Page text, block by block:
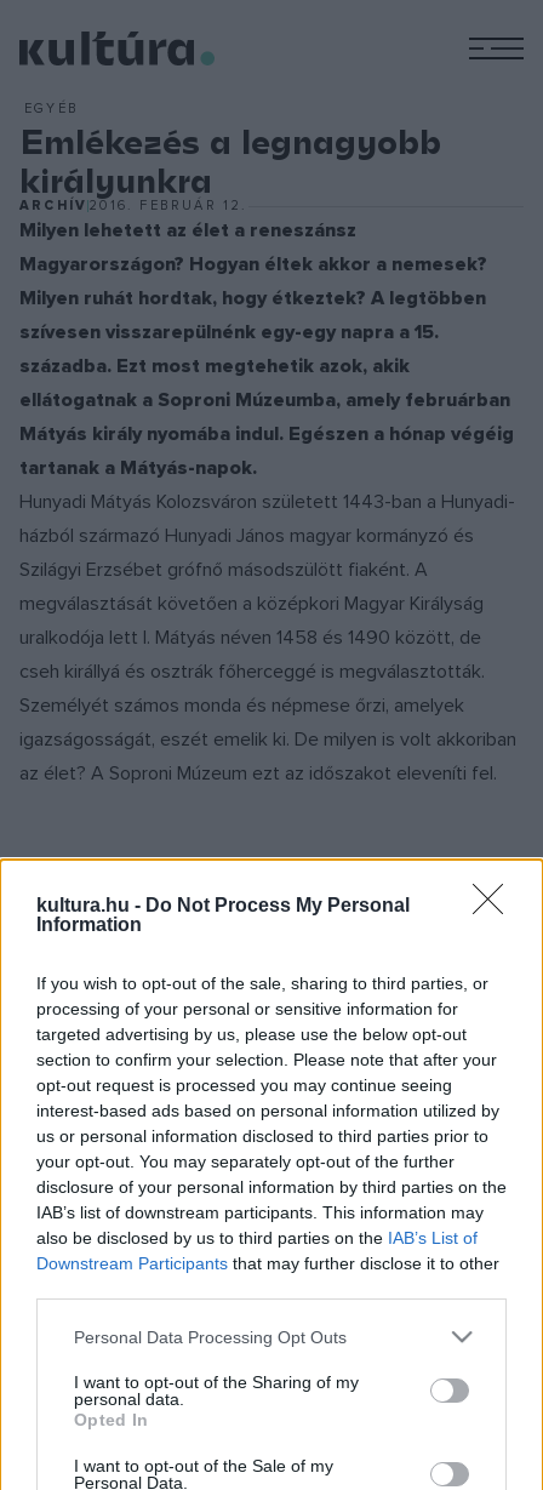
kultura.hu - Do Not Process My Personal
Information
If you wish to opt-out of the sale, sharing to third parties, or
processing of your personal or sensitive information for
targeted advertising by us, please use the below opt-out
section to confirm your selection. Please note that after your
opt-out request is processed you may continue seeing
interest-based ads based on personal information utilized by
us or personal information disclosed to third parties prior to
your opt-out. You may separately opt-out of the further
disclosure of your personal information by third parties on the
IAB’s list of downstream participants. This information may
also be disclosed by us to third parties on the IAB’s List of
Downstream Participants that may further disclose it to other
Please note that this website/app uses one or more Google
not limited to your visit or usage behaviour. You may click to
grant or deny consent to Google and its third-party tags to
use your data for below specified purposes in below Google
consent section.
Personal Data Processing Opt Outs
I want to opt-out of the Sharing of my
personal data.
Opted In
I want to opt-out of the Sale of my
Personal Data.
EGYÉB
Emlékezés a legnagyobb
királyunkra
ARCHÍV2016. FEBRUÁR 12.
Milyen lehetett az élet a reneszánsz
Magyarországon? Hogyan éltek akkor a nemesek?
Milyen ruhát hordtak, hogy étkeztek? A legtöbben
szívesen visszarepülnénk egy-egy napra a 15.
századba. Ezt most megtehetik azok, akik
ellátogatnak a Soproni Múzeumba, amely februárban
Mátyás király nyomába indul. Egészen a hónap végéig
tartanak a Mátyás-napok.
Hunyadi Mátyás Kolozsváron született 1443-ban a Hunyadi-
házból származó Hunyadi János magyar kormányzó és
Szilágyi Erzsébet grófnő másodszülött fiaként. A
megválasztását követően a középkori Magyar Királyság
uralkodója lett I. Mátyás néven 1458 és 1490 között, de
cseh királlyá és osztrák főherceggé is megválasztották.
Személyét számos monda és népmese őrzi, amelyek
igazságosságát, eszét emelik ki. De milyen is volt akkoriban
az élet? A Soproni Múzeum ezt az időszakot eleveníti fel.
matyaskiraly.network.hu
Ismeretterjesztés, történelem, gasztronómia ? ezek a
legfontosabb elemei a rendezvénysorozatnak. Lesz
négyfogásos korhű menüsor, amelyen olyan
különlegességek szerepelnek, mint Őzpástétom tésztában,
csipkebogyó mártással, vagy Tárkonyos vaddisznóleves,
emellett előadások, lovagi torna, ügyességi játékok,